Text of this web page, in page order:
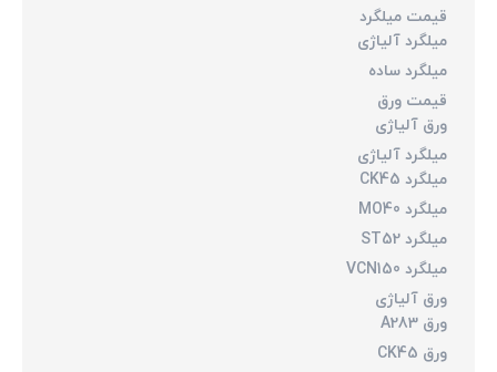
قیمت میلگرد
میلگرد آلیاژی
میلگرد ساده
قیمت ورق
ورق آلیاژی
میلگرد آلیاژی
میلگرد CK45
میلگرد MO40
میلگرد ST52
میلگرد VCN150
ورق آلیاژی
ورق A283
ورق CK45